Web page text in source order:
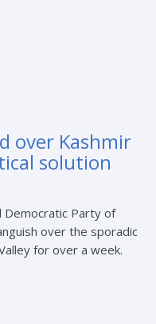
over Kashmir
solution
Democratic Party of
over the sporadic
for over a week.